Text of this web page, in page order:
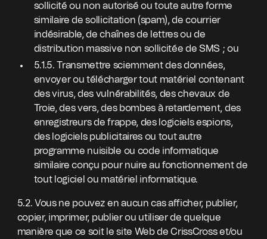
sollicité ou non autorisé ou toute autre forme
similaire de sollicitation (spam), de courrier
indésirable, de chaînes de lettres ou de
distribution massive non sollicitée de SMS ; ou
5.1.5. Transmettre sciemment des données,
envoyer ou télécharger tout matériel contenant
des virus, des vulnérabilités, des chevaux de
Troie, des vers, des bombes à retardement, des
enregistreurs de frappe, des logiciels espions,
des logiciels publicitaires ou tout autre
programme nuisible ou code informatique
similaire conçu pour nuire au fonctionnement de
tout logiciel ou matériel informatique.
5.2. Vous ne pouvez en aucun cas afficher, publier,
copier, imprimer, publier ou utiliser de quelque
manière que ce soit le site Web de CrissCross et/ou